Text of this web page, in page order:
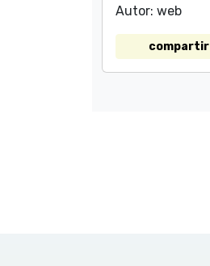
Autor: web
compartir